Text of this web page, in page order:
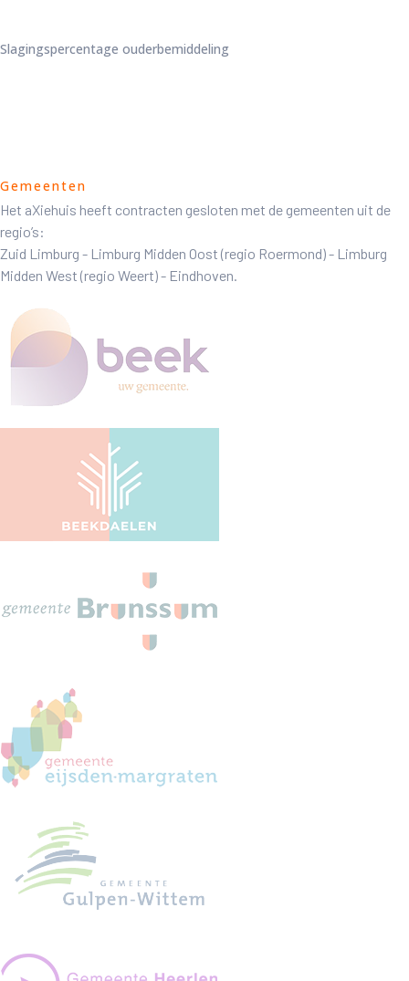
Slagingspercentage ouderbemiddeling
Gemeenten
Het aXiehuis heeft contracten gesloten met de gemeenten uit de
regio’s:
Zuid Limburg - Limburg Midden Oost (regio Roermond) - Limburg
Midden West (regio Weert) - Eindhoven.